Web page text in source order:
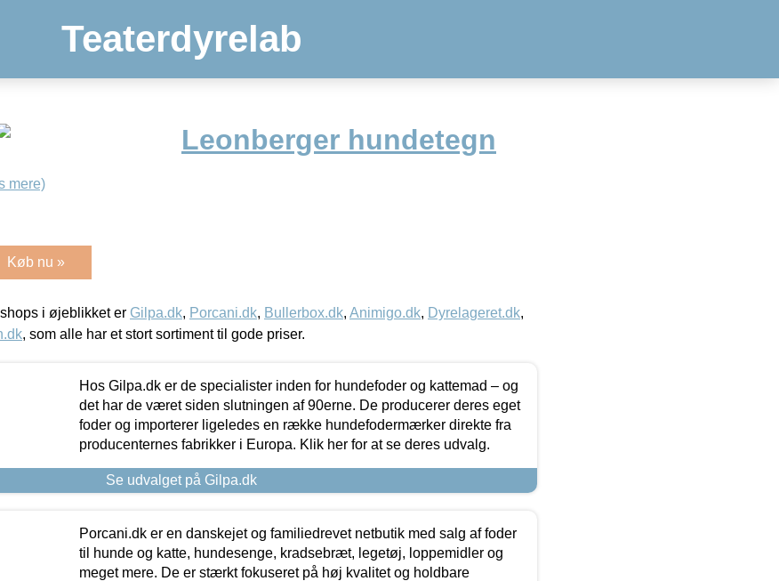
Teaterdyrelab
Leonberger hundetegn
mere)
Køb nu »
i øjeblikket er Gilpa.dk, Porcani.dk, Bullerbox.dk, Animigo.dk, Dyrelageret.dk,
, som alle har et stort sortiment til gode priser.
Hos Gilpa.dk er de specialister inden for hundefoder og kattemad – og
det har de været siden slutningen af 90erne. De producerer deres eget
foder og importerer ligeledes en række hundefodermærker direkte fra
producenternes fabrikker i Europa. Klik her for at se deres udvalg.
Se udvalget på Gilpa.dk
Porcani.dk er en danskejet og familiedrevet netbutik med salg af foder
til hunde og katte, hundesenge, kradsebræt, legetøj, loppemidler og
meget mere. De er stærkt fokuseret på høj kvalitet og holdbare